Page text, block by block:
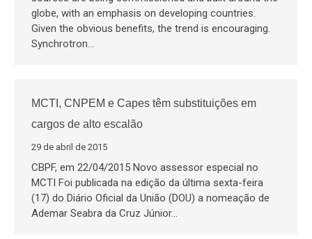
globe, with an emphasis on developing countries.
Given the obvious benefits, the trend is encouraging.
Synchrotron…
MCTI, CNPEM e Capes têm substituições em
cargos de alto escalão
29 de abril de 2015
CBPF, em 22/04/2015 Novo assessor especial no
MCTI Foi publicada na edição da última sexta-feira
(17) do Diário Oficial da União (DOU) a nomeação de
Ademar Seabra da Cruz Júnior…